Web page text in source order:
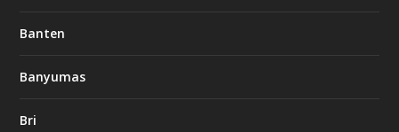
Banten
Banyumas
Bri